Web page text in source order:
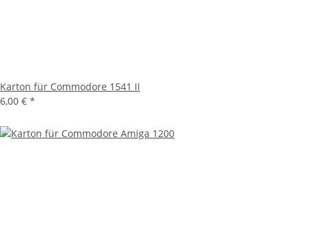
Karton für Commodore 1541 II
6,00 € *